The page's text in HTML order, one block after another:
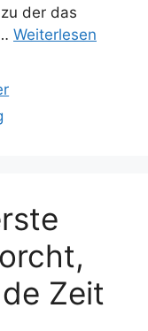
der das
Weiterlesen
Zeit